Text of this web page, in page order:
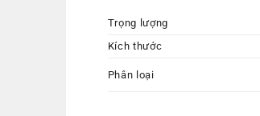
Trọng lượng
Kích thước
Phân loại